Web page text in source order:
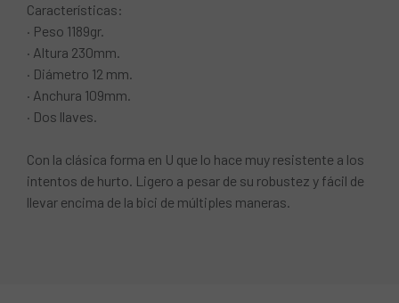
Características:
· Peso 1189gr.
· Altura 230mm.
· Diámetro 12 mm.
· Anchura 109mm.
· Dos llaves.
Con la clásica forma en U que lo hace muy resistente a los
intentos de hurto. Ligero a pesar de su robustez y fácil de
llevar encima de la bici de múltiples maneras.